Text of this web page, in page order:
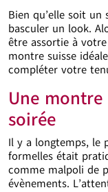
Bien qu’elle soit
basculer un look.
être assortie à
montre suisse
compléter votre
Une
soirée
Il y a longtemps, le
formelles était
comme malpoli de
évènements.